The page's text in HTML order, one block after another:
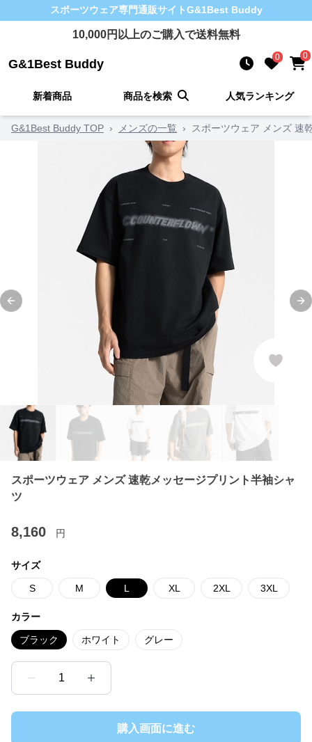
スポーツウェア専門通販サイトG&1Best Buddy
10,000円以上のご購入で送料無料
G&1Best Buddy 0 0
新着商品 商品を検索 人気ランキング
G&1Best Buddy TOP › メンズの一覧 › スポーツウェア メンズ 速
Previous slide
スポーツウェア メンズ 速乾メッセージプリント半袖シャ
ツ
8,160 円
サイズ
S M L XL 2XL 3XL
カラー
ブラック ホワイト グレー
1
購入画面に進む